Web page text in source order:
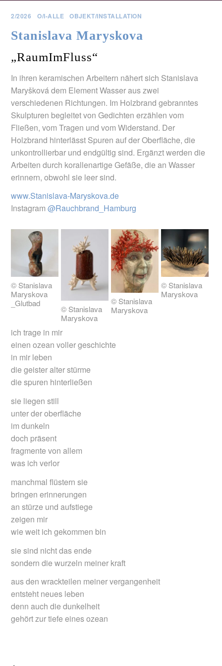
2/2026 O/I-ALLE OBJEKT/INSTALLATION
Stanislava Maryskova
„RaumImFluss“
In ihren keramischen Arbeitern nähert sich Stanislava
Maryšková dem Element Wasser aus zwei
verschiedenen Richtungen. Im Holzbrand gebranntes
Skulpturen begleitet von Gedichten erzählen vom
Fließen, vom Tragen und vom Widerstand. Der
Holzbrand hinterlässt Spuren auf der Oberfläche, die
unkontrollierbar und endgültig sind. Ergänzt werden die
Arbeiten durch korallenartige Gefäße, die an Wasser
erinnern, obwohl sie leer sind.
www.Stanislava-Maryskova.de
Instagram@Rauchbrand_Hamburg
© Stanislava
Maryskova
_Glutbad
© Stanislava
Maryskova
© Stanislava
Maryskova
© Stanislava
Maryskova
ich trage in mir
einen ozean voller geschichte
in mir leben
die geister alter stürme
die spuren hinterließen
sie liegen still
unter der oberfläche
im dunkeln
doch präsent
fragmente von allem
was ich verlor
manchmal flüstern sie
bringen erinnerungen
an stürze und aufstiege
zeigen mir
wie weit ich gekommen bin
sie sind nicht das ende
sondern die wurzeln meiner kraft
aus den wrackteilen meiner vergangenheit
entsteht neues leben
denn auch die dunkelheit
gehört zur tiefe eines ozean